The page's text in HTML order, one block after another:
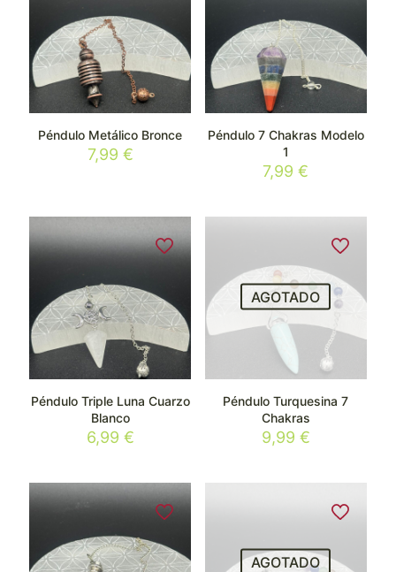
Péndulo Metálico Bronce
7,99 €
Péndulo 7 Chakras Modelo
1
7,99€
Péndulo Triple Luna Cuarzo
Blanco
6,99 €
AGOTADO
Péndulo Turquesina 7
Chakras
9,99 €
AGOTADO